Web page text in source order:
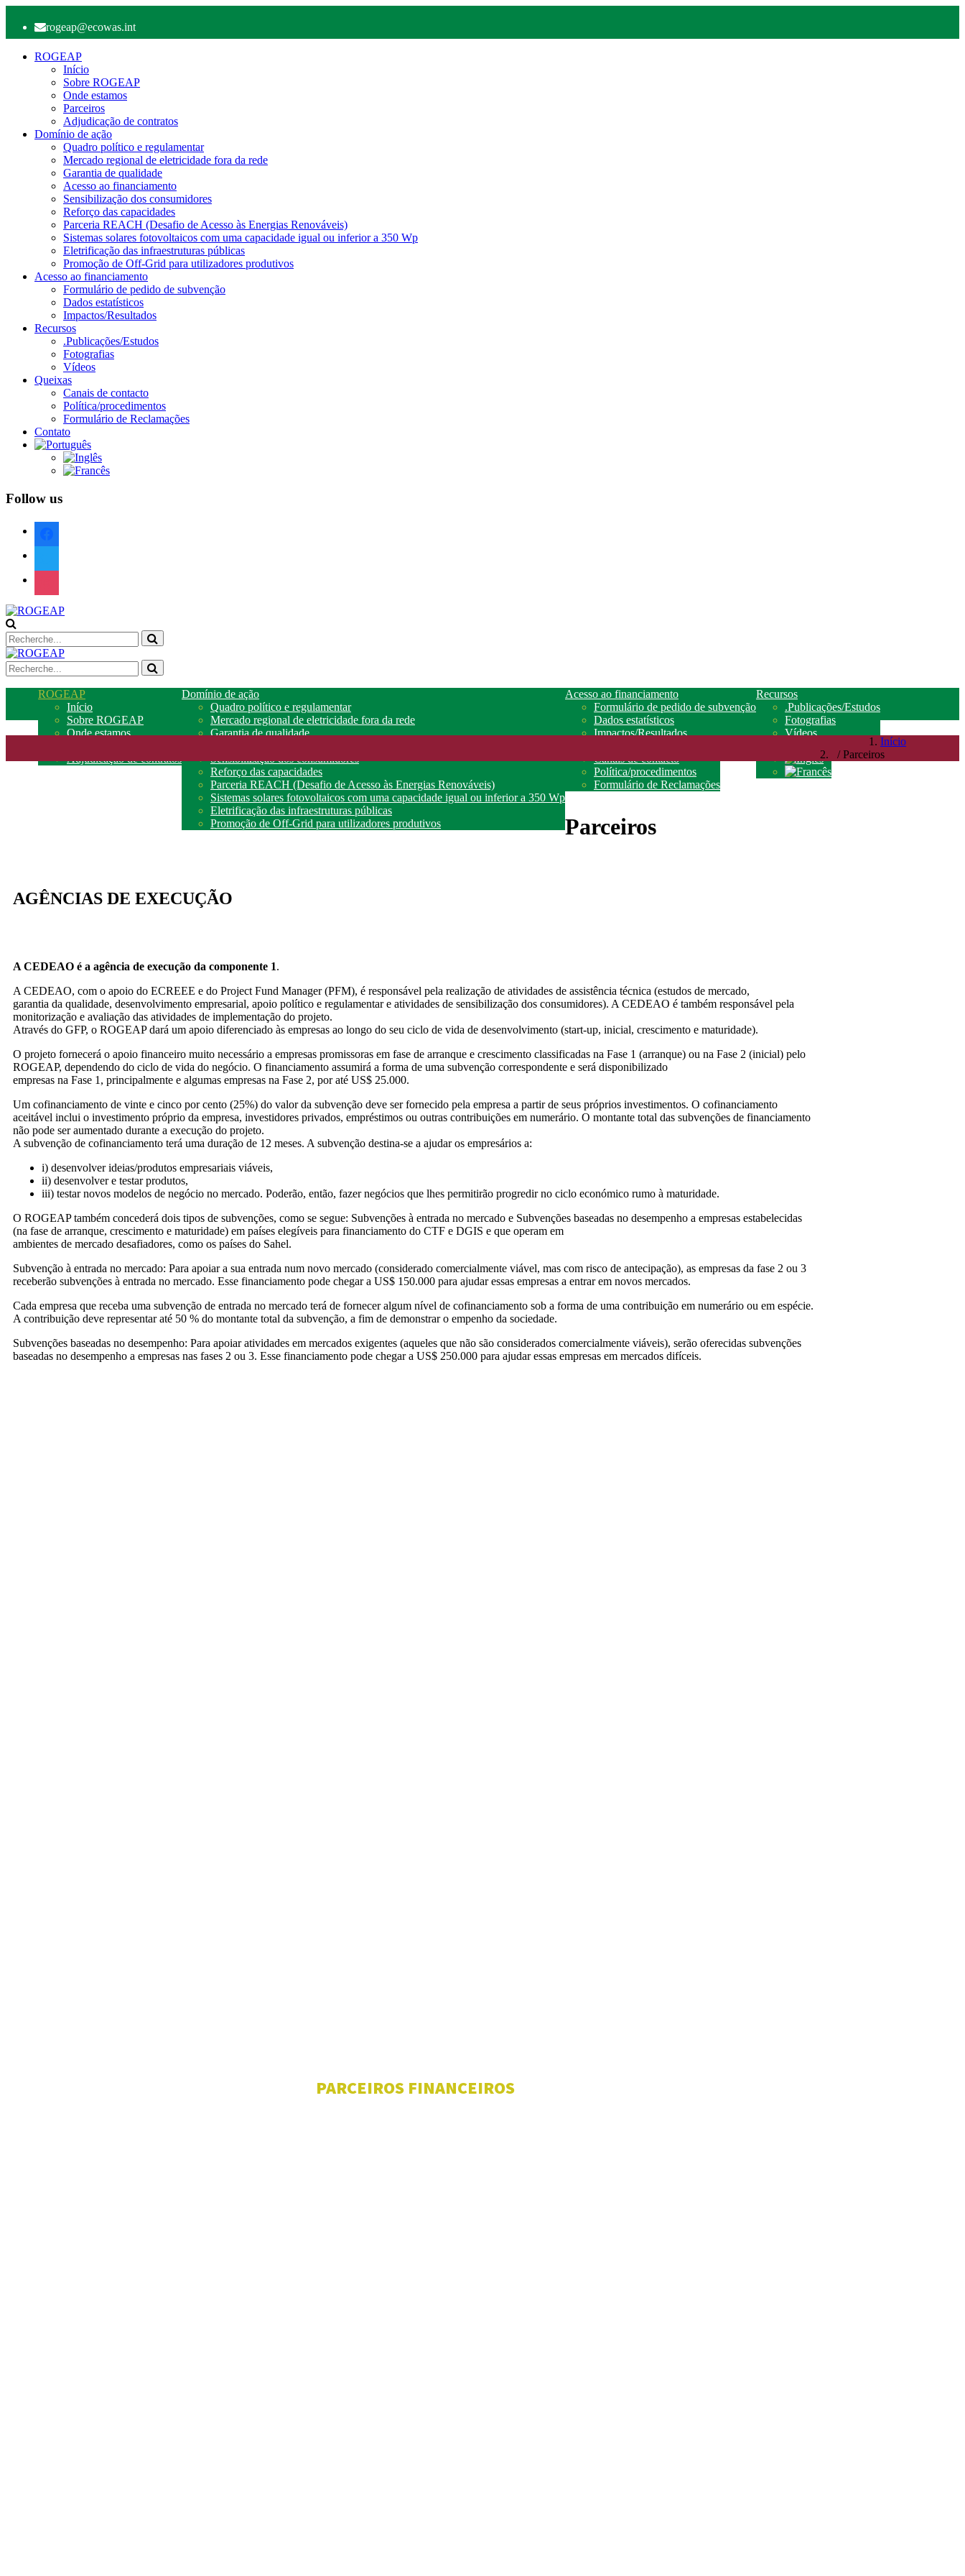
rogeap@ecowas.int
ROGEAP
Início
Sobre ROGEAP
Onde estamos
Parceiros
Adjudicação de contratos
Domínio de ação
Quadro político e regulamentar
Mercado regional de eletricidade fora da rede
Garantia de qualidade
Acesso ao financiamento
Sensibilização dos consumidores
Reforço das capacidades
Parceria REACH (Desafio de Acesso às Energias Renováveis)
Sistemas solares fotovoltaicos com uma capacidade igual ou inferior a 350 Wp
Eletrificação das infraestruturas públicas
Promoção de Off-Grid para utilizadores produtivos
Acesso ao financiamento
Formulário de pedido de subvenção
Dados estatísticos
Impactos/Resultados
Recursos
.Publicações/Estudos
Fotografias
Vídeos
Queixas
Canais de contacto
Política/procedimentos
Formulário de Reclamações
Contato
Follow us
ROGEAP
Início
Sobre ROGEAP
Onde estamos
Adjudicação de contratos
Domínio de ação
Quadro político e regulamentar
Mercado regional de eletricidade fora da rede
Garantia de qualidade
Sensibilização dos consumidores
Reforço das capacidades
Parceria REACH (Desafio de Acesso às Energias Renováveis)
Sistemas solares fotovoltaicos com uma capacidade igual ou inferior a 350 Wp
Eletrificação das infraestruturas públicas
Promoção de Off-Grid para utilizadores produtivos
Acesso ao financiamento
Formulário de pedido de subvenção
Dados estatísticos
Impactos/Resultados
Recursos
.Publicações/Estudos
Fotografias
Vídeos
Canais de contacto
Política/procedimentos
Formulário de Reclamações
Início
/ Parceiros
Parceiros
AGÊNCIAS DE EXECUÇÃO
A CEDEAO é a agência de execução da componente 1.
A CEDEAO, com o apoio do ECREEE e do Project Fund Manager (PFM), é responsável pela realização de atividades de assistência técnica (estudos de mercado,
garantia da qualidade, desenvolvimento empresarial, apoio político e regulamentar e atividades de sensibilização dos consumidores). A CEDEAO é também responsável pela
monitorização e avaliação das atividades de implementação do projeto.
Através do GFP, o ROGEAP dará um apoio diferenciado às empresas ao longo do seu ciclo de vida de desenvolvimento (start-up, inicial, crescimento e maturidade).
O projeto fornecerá o apoio financeiro muito necessário a empresas promissoras em fase de arranque e crescimento classificadas na Fase 1 (arranque) ou na Fase 2 (inicial) pelo
ROGEAP, dependendo do ciclo de vida do negócio. O financiamento assumirá a forma de uma subvenção correspondente e será disponibilizado
empresas na Fase 1, principalmente e algumas empresas na Fase 2, por até US$ 25.000.
Um cofinanciamento de vinte e cinco por cento (25%) do valor da subvenção deve ser fornecido pela empresa a partir de seus próprios investimentos. O cofinanciamento
aceitável inclui o investimento próprio da empresa, investidores privados, empréstimos ou outras contribuições em numerário. O montante total das subvenções de financiamento
não pode ser aumentado durante a execução do projeto.
A subvenção de cofinanciamento terá uma duração de 12 meses. A subvenção destina-se a ajudar os empresários a:
i) desenvolver ideias/produtos empresariais viáveis,
ii) desenvolver e testar produtos,
iii) testar novos modelos de negócio no mercado. Poderão, então, fazer negócios que lhes permitirão progredir no ciclo económico rumo à maturidade.
O ROGEAP também concederá dois tipos de subvenções, como se segue: Subvenções à entrada no mercado e Subvenções baseadas no desempenho a empresas estabelecidas
(na fase de arranque, crescimento e maturidade) em países elegíveis para financiamento do CTF e DGIS e que operam em
ambientes de mercado desafiadores, como os países do Sahel.
Subvenção à entrada no mercado: Para apoiar a sua entrada num novo mercado (considerado comercialmente viável, mas com risco de antecipação), as empresas da fase 2 ou 3
receberão subvenções à entrada no mercado. Esse financiamento pode chegar a US$ 150.000 para ajudar essas empresas a entrar em novos mercados.
Cada empresa que receba uma subvenção de entrada no mercado terá de fornecer algum nível de cofinanciamento sob a forma de uma contribuição em numerário ou em espécie.
A contribuição deve representar até 50 % do montante total da subvenção, a fim de demonstrar o empenho da sociedade.
Subvenções baseadas no desempenho: Para apoiar atividades em mercados exigentes (aqueles que não são considerados comercialmente viáveis), serão oferecidas subvenções
baseadas no desempenho a empresas nas fases 2 ou 3. Esse financiamento pode chegar a US$ 250.000 para ajudar essas empresas em mercados difíceis.
PARCEIROS FINANCEIROS